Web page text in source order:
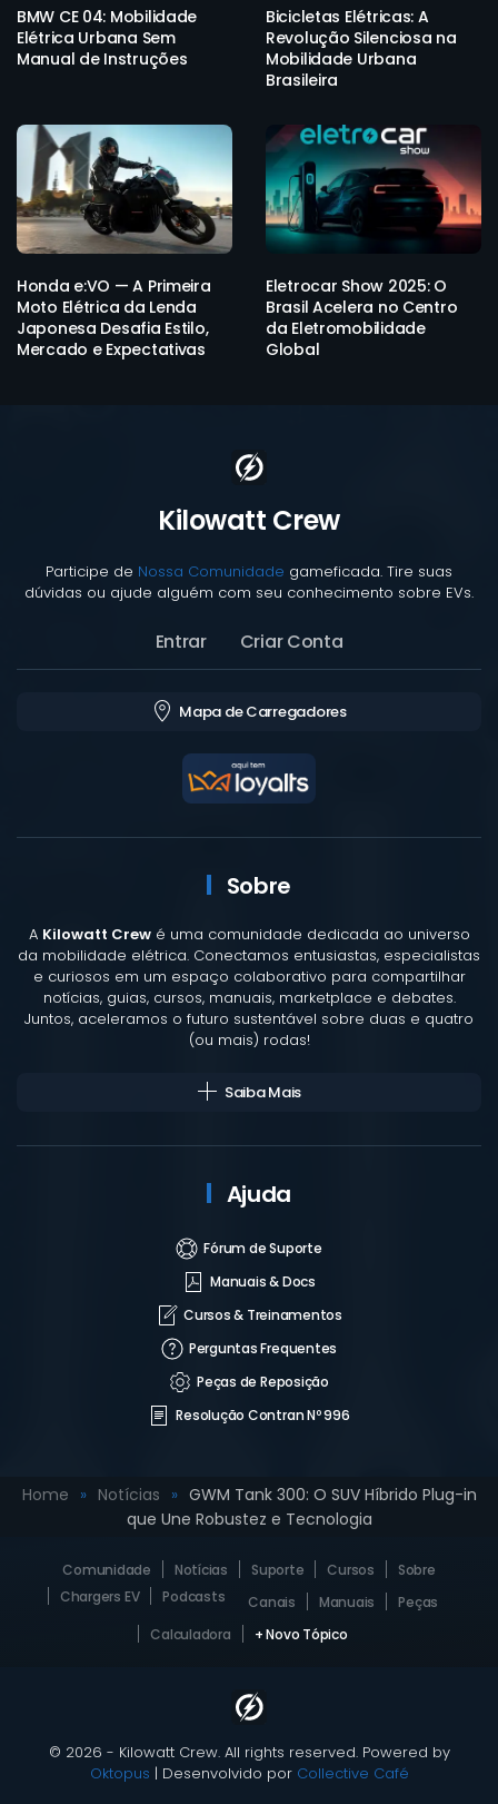
BMW CE 04: Mobilidade
Elétrica Urbana Sem
Manual de Instruções
Bicicletas Elétricas: A
Revolução Silenciosa na
Mobilidade Urbana
Brasileira
Honda e:VO — A Primeira
Moto Elétrica da Lenda
Japonesa Desafia Estilo,
Mercado e Expectativas
Eletrocar Show 2025: O
Brasil Acelera no Centro
da Eletromobilidade
Global
Kilowatt Crew
Participe de Nossa Comunidade gameficada. Tire suas
dúvidas ou ajude alguém com seu conhecimento sobre EVs.
Entrar Criar Conta
Mapa de Carregadores
Sobre
A Kilowatt Crewé uma comunidade dedicada ao universo
da mobilidade elétrica. Conectamos entusiastas, especialistas
e curiosos em um espaço colaborativo para compartilhar
notícias, guias, cursos, manuais, marketplace e debates.
Juntos, aceleramos o futuro sustentável sobre duas e quatro
(ou mais) rodas!
Saiba Mais
Ajuda
Fórum de Suporte
Manuais & Docs
Cursos & Treinamentos
Perguntas Frequentes
Peças de Reposição
Resolução Contran Nº 996
Home Notícias
GWM Tank 300: O SUV Híbrido Plug-in
que Une Robustez e Tecnologia
Comunidade Notícias Suporte Cursos
Sobre
Chargers EV
Podcasts Canais Manuais
Peças
Calculadora
+ Novo Tópico
© 2026 - Kilowatt Crew. All rights reserved. Powered by
Oktopus | Desenvolvido por Collective Café